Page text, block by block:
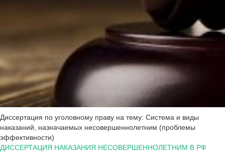
Диссертация по уголовному праву на тему: Система и виды
наказаний, назначаемых несовершеннолетним (проблемы
эффективности)
ДИССЕРТАЦИЯ НАКАЗАНИЯ НЕСОВЕРШЕННОЛЕТНИМ В РФ